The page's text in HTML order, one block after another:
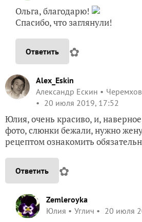
Ольга, благодарю!
Спасибо, что заглянули!
Ответить ✿
Alex_Eskin
Александр Ескин
20 июля 2019, 17:52
Юлия, очень красиво, и,
фото, слюнки бежали, нужно
рецептом ознакомить
Ответить ✿
Zemleroyka
Юлия
Углич 20 июля